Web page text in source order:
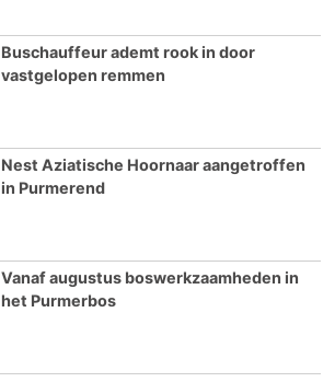
Buschauffeur ademt rook in door
vastgelopen remmen
Nest Aziatische Hoornaar aangetroffen
in Purmerend
Vanaf augustus boswerkzaamheden in
het Purmerbos